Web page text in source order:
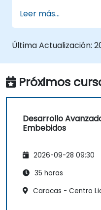
Leer más...
Última Actualización:
Próximos
Desarrollo
Embebidos
2026-09-28 09:30
35 horas
Caracas - Centro